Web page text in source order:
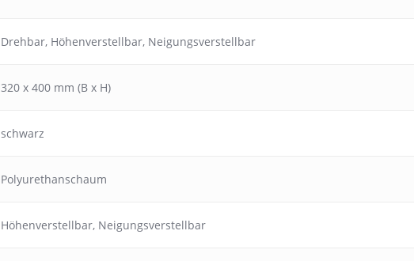
Drehbar, Höhenverstellbar, Neigungsverstellbar
320 x 400 mm (B x H)
schwarz
Polyurethanschaum
Höhenverstellbar, Neigungsverstellbar